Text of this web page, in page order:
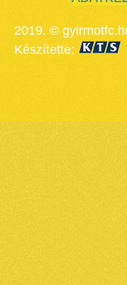
2019. ©
Készítette: